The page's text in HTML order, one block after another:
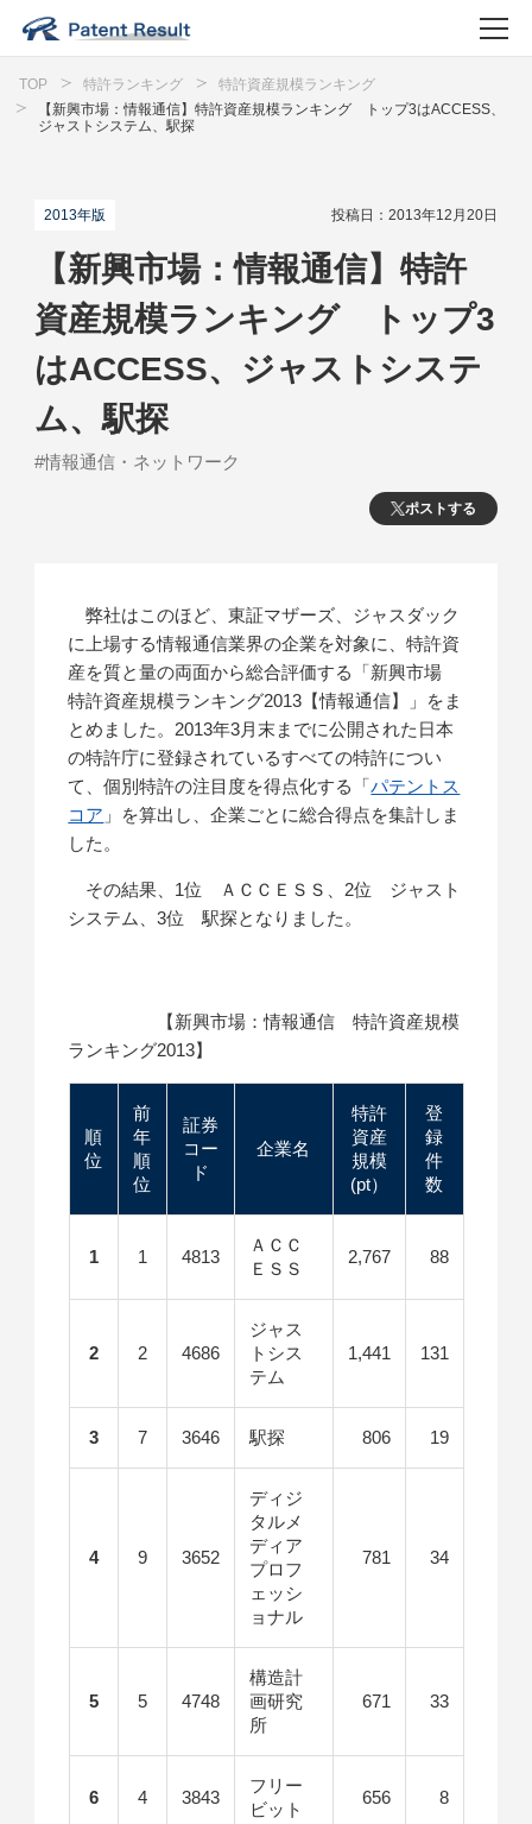
TOP 特許ランキング
特許資産規模ランキング
【新興市場：情報通信】特許資産規模ランキング トップ3はACCESS、
ジャストシステム、駅探
2013年版 投稿日：2013年12月20日
ポストする
【新興市場：情報通信】特許
資産規模ランキング トップ3
はACCESS、ジャストシステ
ム、駅探
#情報通信・ネットワーク
弊社はこのほど、東証マザーズ、ジャスダック
に上場する情報通信業界の企業を対象に、特許資
産を質と量の両面から総合評価する「新興市場
特許資産規模ランキング2013【情報通信】」をま
とめました。2013年3月末までに公開された日本
の特許庁に登録されているすべての特許につい
て、個別特許の注目度を得点化する「パテントス
コア 」を算出し、企業ごとに総合得点を集計しま
した。
その結果、1位 ＡＣＣＥＳＳ、2位 ジャスト
システム、3位 駅探となりました。
【新興市場：情報通信 特許資産規模
ランキング2013】
順
位
前
年
順
位
証券
コー
ド
企業名
特許
資産
規模
(pt）
登
録
件
数
1 1 4813
ＡＣＣ
ＥＳＳ
2,767 88
2 2 4686
ジャス
トシス
テム
1,441 131
3 7 3646 駅探 806 19
4 9 3652
ディジ
タルメ
ディア
プロフ
ェッシ
ョナル
781 34
5 5 4748
構造計
画研究
所
671 33
6 4 3843
フリー
ビット
656 8